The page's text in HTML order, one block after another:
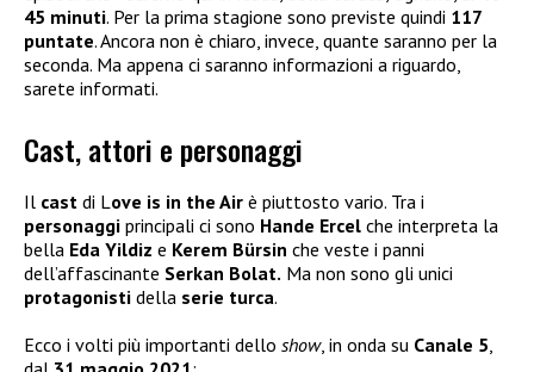
45 minuti. Per la prima stagione sono previste quindi 117
puntate. Ancora non è chiaro, invece, quante saranno per la
seconda. Ma appena ci saranno informazioni a riguardo,
sarete informati.
Cast, attori e personaggi
Il cast di Love is in the Air è piuttosto vario. Tra i
personaggi principali ci sono Hande Ercel che interpreta la
bella Eda Yildiz e Kerem Bürsin che veste i panni
dell’affascinante Serkan Bolat. Ma non sono gli unici
protagonisti della serie turca.
Ecco i volti più importanti dello show, in onda su Canale 5